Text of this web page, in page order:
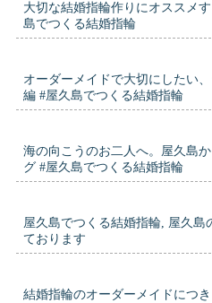
大切な結婚指輪作りにオススメ
島でつくる結婚指輪
オーダーメイドで大切にしたい
編 #屋久島でつくる結婚指輪
海の向こうのお二人へ。屋久島
グ #屋久島でつくる結婚指輪
屋久島でつくる結婚指輪, 屋久島
ております
結婚指輪のオーダーメイドにつ